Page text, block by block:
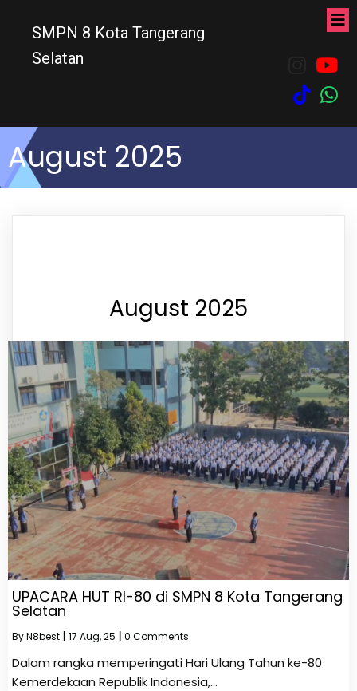
SMPN 8 Kota Tangerang
Selatan
August 2025
August 2025
UPACARA HUT RI-80 di SMPN 8 Kota Tangerang
Selatan
ByN8best 17 Aug, 25 0 Comments
Dalam rangka memperingati Hari Ulang Tahun ke-80
Kemerdekaan Republik Indonesia,…